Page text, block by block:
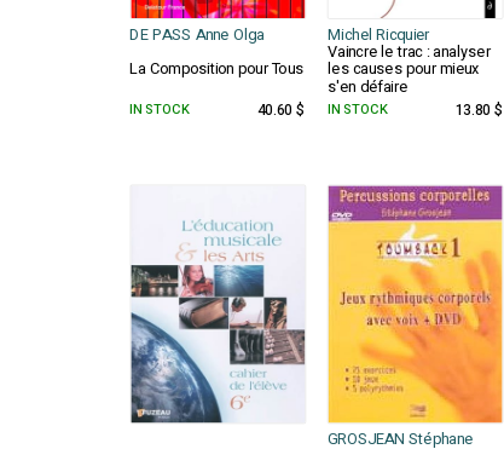
DE PASS Anne Olga Michel Ricquier
La Composition pour Tous
Vaincre le trac : analyser
les causes pour mieux
s'en défaire
IN STOCK 40.60 $ IN STOCK 13.80 $
GROSJEAN Stéphane